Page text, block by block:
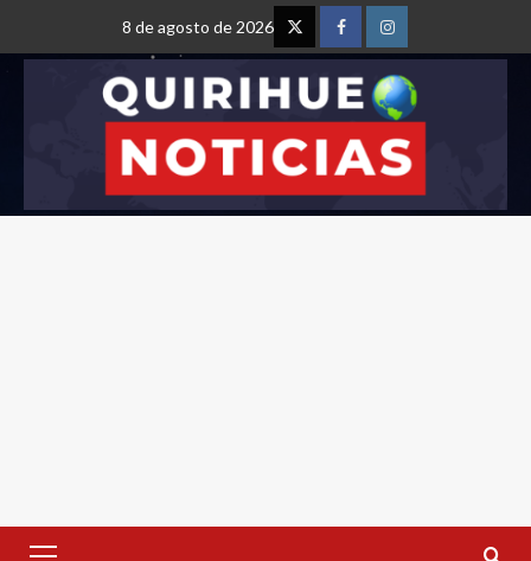
8 de agosto de 2026